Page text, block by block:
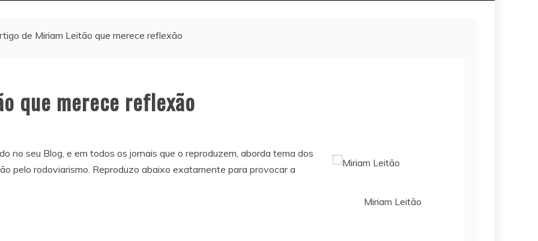
de Miriam Leitão que merece reflexão
que merece reflexão
Miriam Leitão
no seu Blog, e em todos os jornais que o reproduzem, aborda tema dos
pelo rodoviarismo. Reproduzo abaixo exatamente para provocar a